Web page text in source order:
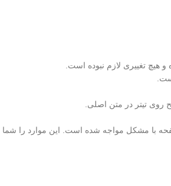
هیچ تغییری لازم نبوده است.
روی تیتر در متن اصلی.
با مشکل مواجه شده است. این موارد را شما